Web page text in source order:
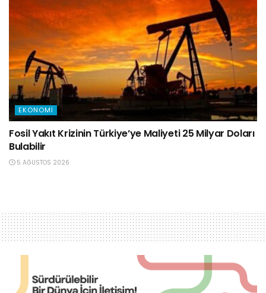
EKONOMI
Fosil Yakıt Krizinin Türkiye’ye Maliyeti 25 Milyar Doları
Bulabilir
5 AĞUSTOS 2026